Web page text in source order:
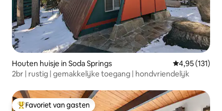
Houten huisje in Soda Springs Gemiddelde
4,95 (131)
2br | rustig | gemakkelijke toegang | hondvriendelijk
Topfavoriet van gasten
Favoriet van gasten